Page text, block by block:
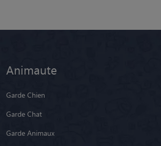
Animaute
Garde Chien
Garde Chat
Garde Animaux